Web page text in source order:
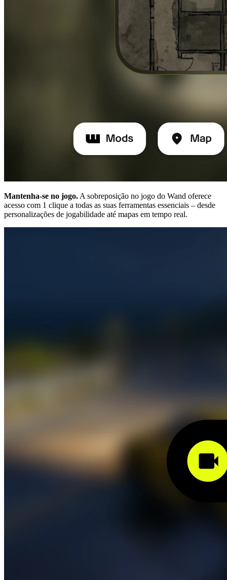
Mantenha-se no jogo. A sobreposição no jogo do Wand oferece
acesso com 1 clique a todas as suas ferramentas essenciais – desde
personalizações de jogabilidade até mapas em tempo real.